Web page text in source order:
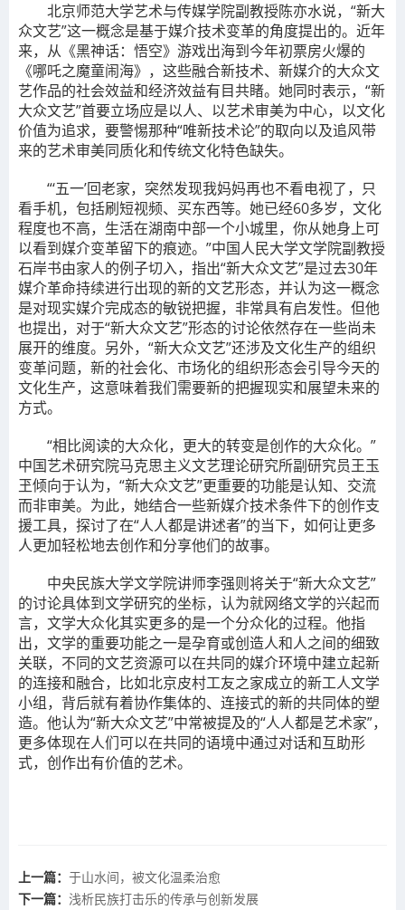
北京师范大学艺术与传媒学院副教授陈亦水说，“新大
众文艺”这一概念是基于媒介技术变革的角度提出的。近年
来，从《黑神话：悟空》游戏出海到今年初票房火爆的
《哪吒之魔童闹海》，这些融合新技术、新媒介的大众文
艺作品的社会效益和经济效益有目共睹。她同时表示，“新
大众文艺”首要立场应是以人、以艺术审美为中心，以文化
价值为追求，要警惕那种“唯新技术论”的取向以及追风带
来的艺术审美同质化和传统文化特色缺失。
“‘五一’回老家，突然发现我妈妈再也不看电视了，只
看手机，包括刷短视频、买东西等。她已经60多岁，文化
程度也不高，生活在湖南中部一个小城里，你从她身上可
以看到媒介变革留下的痕迹。”中国人民大学文学院副教授
石岸书由家人的例子切入，指出“新大众文艺”是过去30年
媒介革命持续进行出现的新的文艺形态，并认为这一概念
是对现实媒介完成态的敏锐把握，非常具有启发性。但他
也提出，对于“新大众文艺”形态的讨论依然存在一些尚未
展开的维度。另外，“新大众文艺”还涉及文化生产的组织
变革问题，新的社会化、市场化的组织形态会引导今天的
文化生产，这意味着我们需要新的把握现实和展望未来的
方式。
“相比阅读的大众化，更大的转变是创作的大众化。”
中国艺术研究院马克思主义文艺理论研究所副研究员王玉
玊倾向于认为，“新大众文艺”更重要的功能是认知、交流
而非审美。为此，她结合一些新媒介技术条件下的创作支
援工具，探讨了在“人人都是讲述者”的当下，如何让更多
人更加轻松地去创作和分享他们的故事。
中央民族大学文学院讲师李强则将关于“新大众文艺”
的讨论具体到文学研究的坐标，认为就网络文学的兴起而
言，文学大众化其实更多的是一个分众化的过程。他指
出，文学的重要功能之一是孕育或创造人和人之间的细致
关联，不同的文艺资源可以在共同的媒介环境中建立起新
的连接和融合，比如北京皮村工友之家成立的新工人文学
小组，背后就有着协作集体的、连接式的新的共同体的塑
造。他认为“新大众文艺”中常被提及的“人人都是艺术家”，
更多体现在人们可以在共同的语境中通过对话和互助形
式，创作出有价值的艺术。
上一篇： 于山水间，被文化温柔治愈
下一篇： 浅析民族打击乐的传承与创新发展